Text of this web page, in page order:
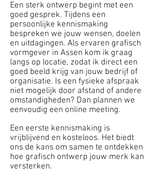
Een sterk ontwerp begint met een
goed gesprek. Tijdens een
persoonlijke kennismaking
bespreken we jouw wensen, doelen
en uitdagingen. Als ervaren grafisch
vormgever in Assen kom ik graag
langs op locatie, zodat ik direct een
goed beeld krijg van jouw bedrijf of
organisatie. Is een fysieke afspraak
niet mogelijk door afstand of andere
omstandigheden? Dan plannen we
eenvoudig een online meeting.
Een eerste kennismaking is
vrijblijvend en kosteloos. Het biedt
ons de kans om samen te ontdekken
hoe grafisch ontwerp jouw merk kan
versterken.